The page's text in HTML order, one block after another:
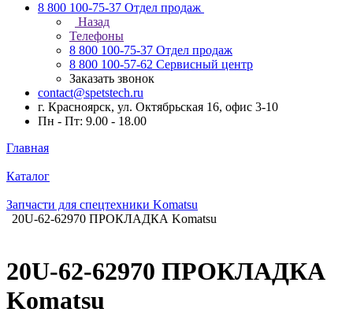
8 800 100-75-37 Отдел продаж
Назад
Телефоны
8 800 100-75-37 Отдел продаж
8 800 100-57-62 Сервисный центр
Заказать звонок
contact@spetstech.ru
г. Красноярск, ул. Октябрьская 16, офис 3-10
Пн - Пт: 9.00 - 18.00
Главная
Каталог
Запчасти для спецтехники Komatsu
20U-62-62970 ПРОКЛАДКА Komatsu
20U-62-62970 ПРОКЛАДКА
Komatsu